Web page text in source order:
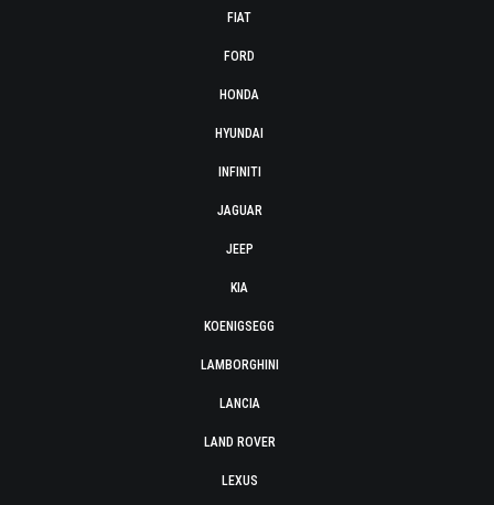
FIAT
FORD
HONDA
HYUNDAI
INFINITI
JAGUAR
JEEP
KIA
KOENIGSEGG
LAMBORGHINI
LANCIA
LAND ROVER
LEXUS